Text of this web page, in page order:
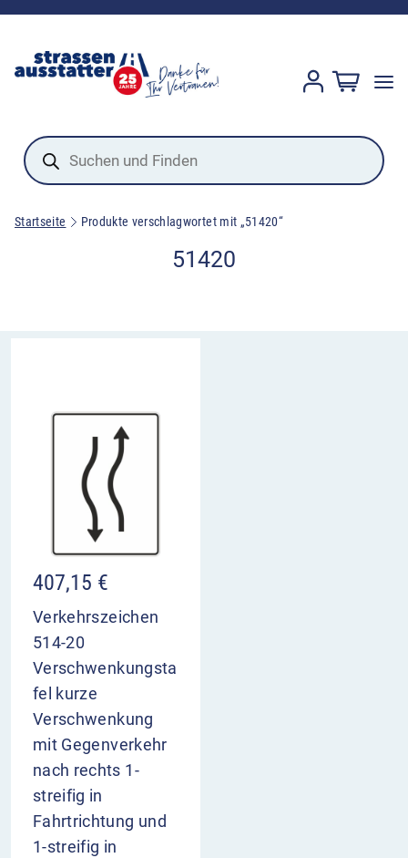
Products
search
Startseite Produkte verschlagwortet mit „51420“
51420
407,15 €
Verkehrszeichen
514-20
Verschwenkungsta
fel kurze
Verschwenkung
mit Gegenverkehr
nach rechts 1-
streifig in
Fahrtrichtung und
1-streifig in